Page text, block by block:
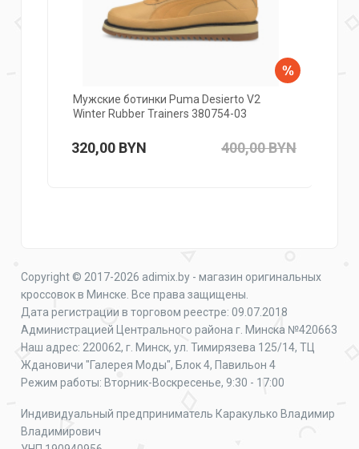
Мужские ботинки Puma Desierto V2
Winter Rubber Trainers 380754-03
320,00 BYN 400,00BYN
Copyright © 2017-2026 adimix.by - магазин оригинальных
кроссовок в Минске. Все права защищены.
Дата регистрации в торговом реестре: 09.07.2018
Администрацией Центрального района г. Минска №420663
Наш адрес: 220062, г. Минск, ул. Тимирязева 125/14, ТЦ
Ждановичи "Галерея Моды", Блок 4, Павильон 4
Режим работы: Вторник-Воскресенье, 9:30 - 17:00
Индивидуальный предприниматель Каракулько Владимир
Владимирович